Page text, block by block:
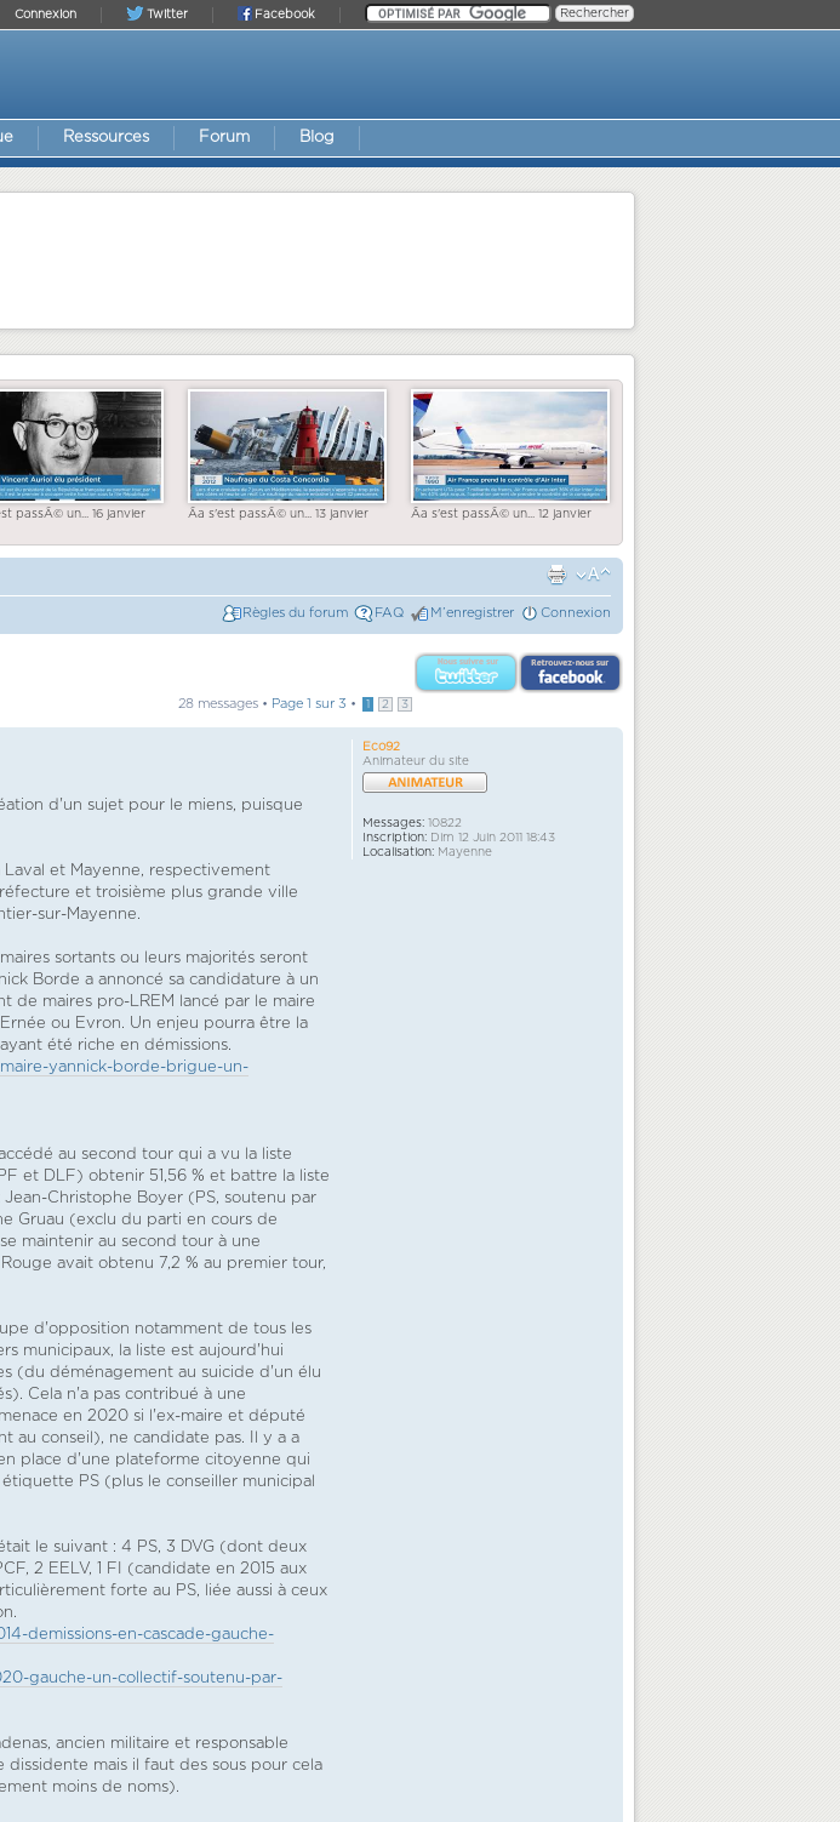
Facebook
Twitter
Connexion
Ressources Forum Blog
passÃ© un... 16 janvier Ãa s'est passÃ© un... 13 janvier Ãa s'est passÃ© un... 12 janvier
Règles du forum FAQ M’enregistrer Connexion
28 messages • Page 1 sur 3 • 1 2 3
d'un sujet pour le miens, puisque
et Mayenne, respectivement
et troisième plus grande ville
sur-Mayenne.
sortants ou leurs majorités seront
Borde a annoncé sa candidature à un
de maires pro-LREM lancé par le maire
ou Evron. Un enjeu pourra être la
été riche en démissions.
yannick-borde-brigue-un-
au second tour qui a vu la liste
et DLF) obtenir 51,56 % et battre la liste
Christophe Boyer (PS, soutenu par
Gruau (exclu du parti en cours de
maintenir au second tour à une
avait obtenu 7,2 % au premier tour,
d'opposition notamment de tous les
municipaux, la liste est aujourd'hui
(du déménagement au suicide d'un élu
Cela n'a pas contribué à une
en 2020 si l'ex-maire et député
au conseil), ne candidate pas. Il y a a
place d'une plateforme citoyenne qui
PS (plus le conseiller municipal
le suivant : 4 PS, 3 DVG (dont deux
2 EELV, 1 FI (candidate en 2015 aux
forte au PS, liée aussi à ceux
demissions-en-cascade-gauche-
gauche-un-collectif-soutenu-par-
ancien militaire et responsable
mais il faut des sous pour cela
moins de noms).
Eco92
Animateur du site
Messages: 10822
Inscription: Dim 12 Juin 2011 18:43
Localisation: Mayenne